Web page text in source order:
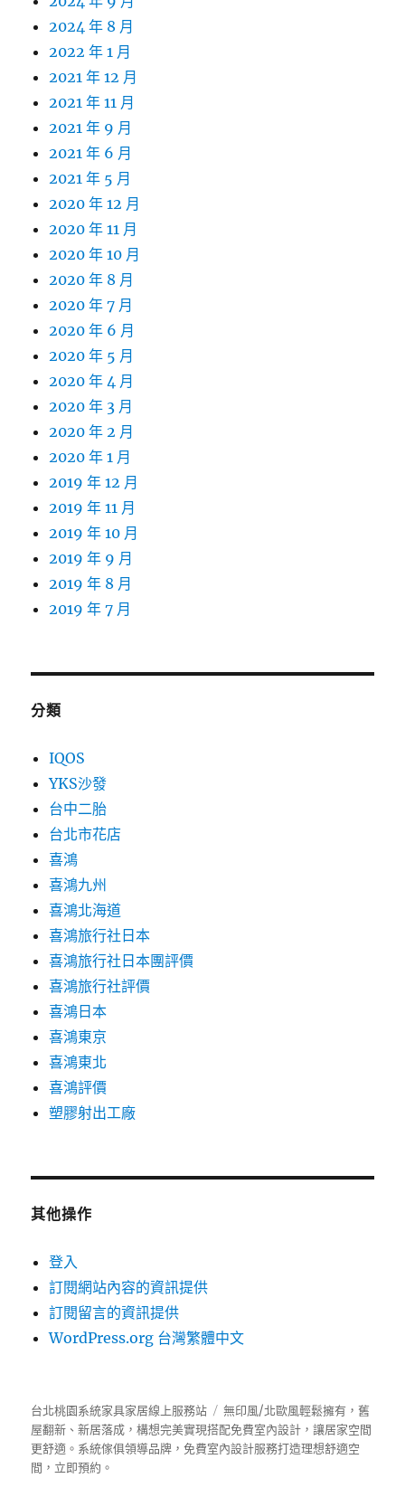
2024 年 8 月
2022 年 1 月
2021 年 12 月
2021 年 11 月
2021 年 9 月
2021 年 6 月
2021 年 5 月
2020 年 12 月
2020 年 11 月
2020 年 10 月
2020 年 8 月
2020 年 7 月
2020 年 6 月
2020 年 5 月
2020 年 4 月
2020 年 3 月
2020 年 2 月
2020 年 1 月
2019 年 12 月
2019 年 11 月
2019 年 10 月
2019 年 9 月
2019 年 8 月
2019 年 7 月
分類
IQOS
YKS沙發
台中二胎
台北市花店
喜鴻
喜鴻九州
喜鴻北海道
喜鴻旅行社日本
喜鴻旅行社日本團評價
喜鴻旅行社評價
喜鴻日本
喜鴻東京
喜鴻東北
喜鴻評價
塑膠射出工廠
其他操作
登入
訂閱網站內容的資訊提供
訂閱留言的資訊提供
WordPress.org 台灣繁體中文
台北桃園系統家具家居線上服務站
無印風/北歐風輕鬆擁有，舊
屋翻新、新居落成，構想完美實現搭配免費室內設計，讓居家空間
更舒適。 系統傢俱領導品牌，免費室內設計服務打造理想舒適空
間，立即預約。